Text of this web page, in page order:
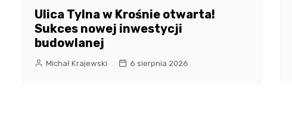
Ulica Tylna w Krośnie otwarta!
Sukces nowej inwestycji
budowlanej
Michał Krajewski 6 sierpnia 2026